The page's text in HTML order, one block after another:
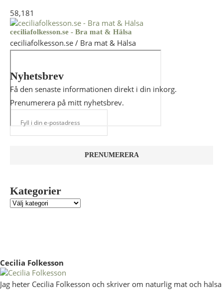
58,181
ceciliafolkesson.se - Bra mat & Hälsa
ceciliafolkesson.se / Bra mat & Hälsa
Nyhetsbrev
Få den senaste informationen direkt i din inkorg.
Prenumerera på mitt nyhetsbrev.
Kategorier
Cecilia Folkesson
Jag heter Cecilia Folkesson och skriver om naturlig mat och hälsa